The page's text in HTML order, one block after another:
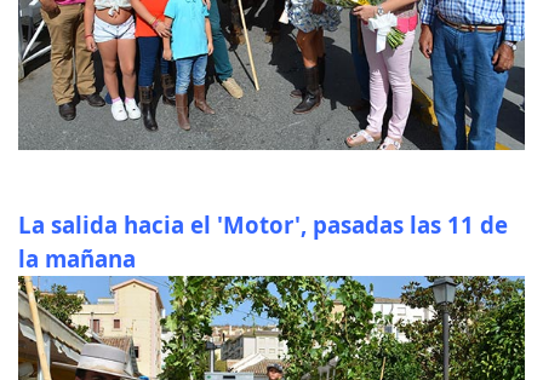
La salida hacia el 'Motor', pasadas las 11 de
la mañana